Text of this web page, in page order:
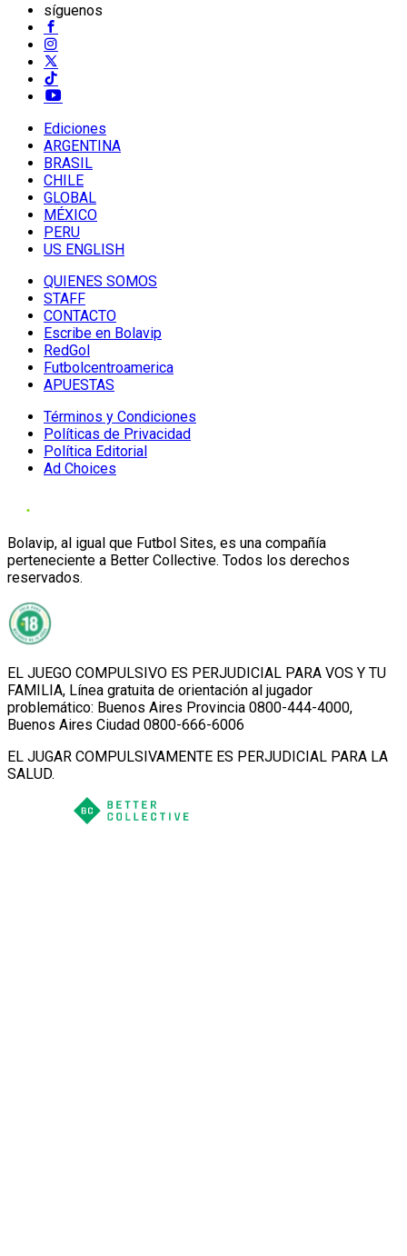
síguenos
Ediciones
ARGENTINA
BRASIL
CHILE
GLOBAL
MÉXICO
PERU
US ENGLISH
QUIENES SOMOS
STAFF
CONTACTO
Escribe en Bolavip
RedGol
Futbolcentroamerica
APUESTAS
Términos y Condiciones
Políticas de Privacidad
Política Editorial
Ad Choices
Bolavip, al igual que Futbol Sites, es una compañía
perteneciente a Better Collective. Todos los derechos
reservados.
EL JUEGO COMPULSIVO ES PERJUDICIAL PARA VOS Y TU
FAMILIA, Línea gratuita de orientación al jugador
problemático: Buenos Aires Provincia 0800-444-4000,
Buenos Aires Ciudad 0800-666-6006
EL JUGAR COMPULSIVAMENTE ES PERJUDICIAL PARA LA
SALUD.